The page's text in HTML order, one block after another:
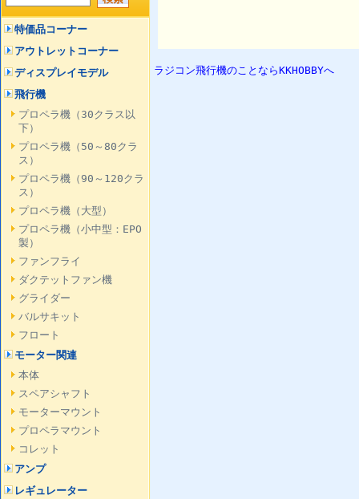
特価品コーナー
アウトレットコーナー
ディスプレイモデル
飛行機
プロペラ機（30クラス以
下）
プロペラ機（50～80クラ
ス）
プロペラ機（90～120クラ
ス）
プロペラ機（大型）
プロペラ機（小中型：EPO
製）
ファンフライ
ダクテットファン機
グライダー
バルサキット
フロート
モーター関連
本体
スペアシャフト
モーターマウント
プロペラマウント
コレット
アンプ
レギュレーター
ラジコン飛行機のことならKKHOBBYへ